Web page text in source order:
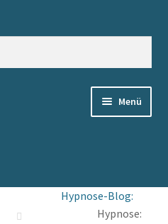
Menü
Hypnose-Blog:
Hypnose: